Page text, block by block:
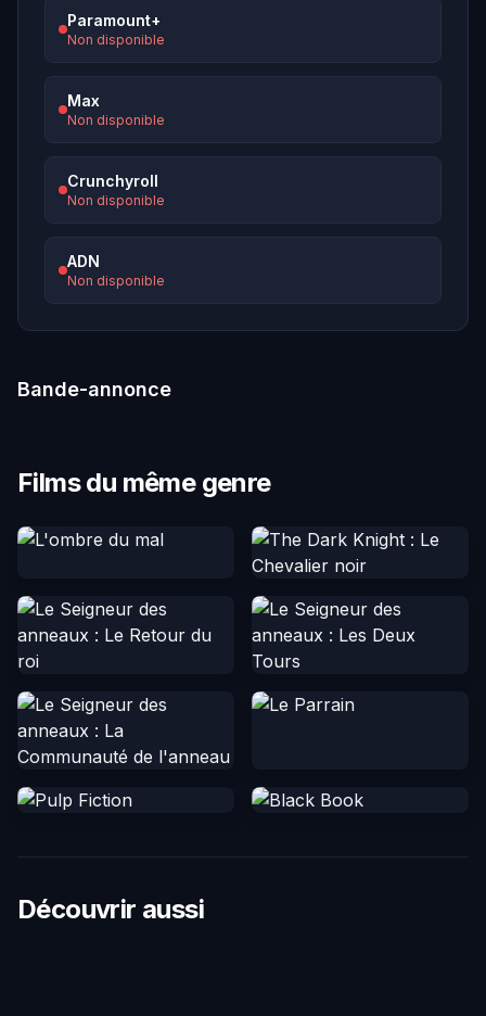
Paramount+
Non disponible
Max
Non disponible
Crunchyroll
Non disponible
ADN
Non disponible
Bande-annonce
Films du même genre
Découvrir aussi